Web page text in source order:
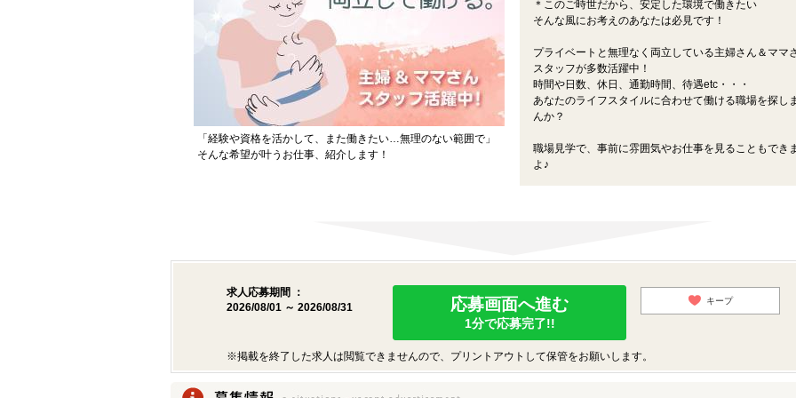
「経験や資格を活かして、また働きたい…無理のない範囲で」
そんな希望が叶うお仕事、紹介します！
＊このご時世だから、安定した環境で働きたい
そんな風にお考えのあなたは必見です！
プライベートと無理なく両立している主婦さん＆ママ
スタッフが多数活躍中！
時間や日数、休日、通勤時間、待遇etc・・・
あなたのライフスタイルに合わせて働ける職場を探し
んか？
職場見学で、事前に雰囲気やお仕事を見ることもでき
よ♪
求人応募期間 ：
2026/08/01 ～ 2026/08/31
応募画面へ進む
1分で応募完了!!
キープ
※掲載を終了した求人は閲覧できませんので、プリントアウトして保管をお願いします。